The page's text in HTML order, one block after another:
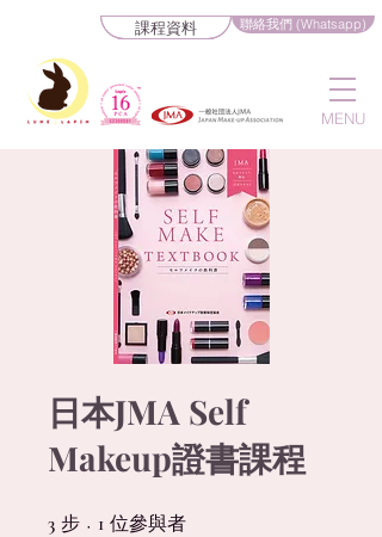
課程資料 聯絡我們 (Whatsapp)
MENU
日本JMA Self
Makeup證書課程
3 步 1 位參與者